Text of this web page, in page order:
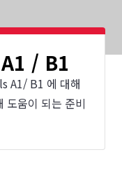
/ B1
A1/ B1 에 대해
도움이 되는 준비